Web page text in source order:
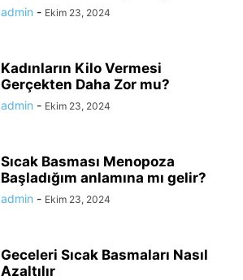
admin - Ekim 23, 2024
Kadınların Kilo Vermesi
Gerçekten Daha Zor mu?
admin - Ekim 23, 2024
Sıcak Basması Menopoza
Başladığım anlamına mı gelir?
admin - Ekim 23, 2024
Geceleri Sıcak Basmaları Nasıl
Azaltılır